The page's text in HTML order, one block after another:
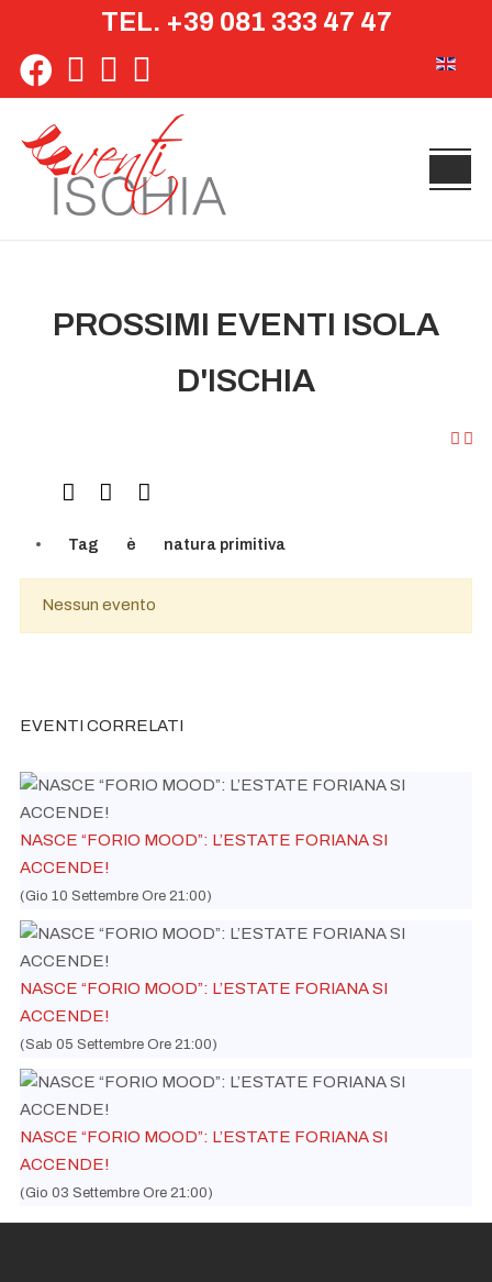
TEL. +39 081 333 47 47
PROSSIMI EVENTI ISOLA
D'ISCHIA
Tag è natura primitiva
Nessun evento
EVENTI CORRELATI
NASCE “FORIO MOOD”: L’ESTATE FORIANA SI
ACCENDE!
(Gio 10 Settembre Ore 21:00)
NASCE “FORIO MOOD”: L’ESTATE FORIANA SI
ACCENDE!
(Sab 05 Settembre Ore 21:00)
NASCE “FORIO MOOD”: L’ESTATE FORIANA SI
ACCENDE!
(Gio 03 Settembre Ore 21:00)